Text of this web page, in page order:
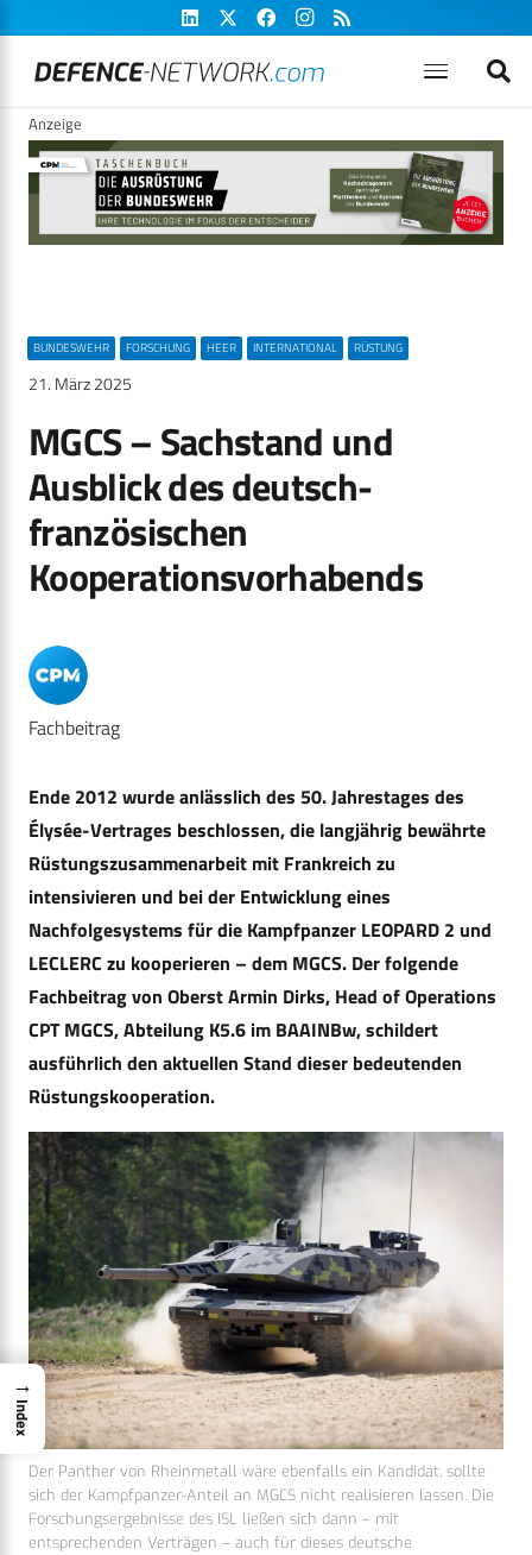
Anzeige
BUNDESWEHR FORSCHUNG HEER INTERNATIONAL RÜSTUNG
21. März 2025
MGCS – Sachstand und
Ausblick des deutsch-
französischen
Kooperationsvorhabends
Fachbeitrag
Ende 2012 wurde anlässlich des 50. Jahrestages des
Élysée-Vertrages beschlossen, die langjährig bewährte
Rüstungszusammenarbeit mit Frankreich zu
intensivieren und bei der Entwicklung eines
Nachfolgesystems für die Kampfpanzer LEOPARD 2 und
LECLERC zu kooperieren – dem MGCS. Der folgende
Fachbeitrag von Oberst Armin Dirks, Head of Operations
CPT MGCS, Abteilung K5.6 im BAAINBw, schildert
ausführlich den aktuellen Stand dieser bedeutenden
Rüstungskooperation.
Der Panther von Rheinmetall wäre ebenfalls ein Kandidat, sollte
sich der Kampfpanzer-Anteil an MGCS nicht realisieren lassen. Die
Forschungsergebnisse des ISL ließen sich dann – mit
entsprechenden Verträgen – auch für dieses deutsche
→
Index